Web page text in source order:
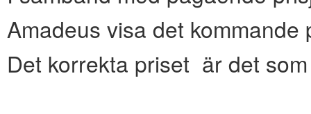
Amadeus visa det
Det korrekta priset är det